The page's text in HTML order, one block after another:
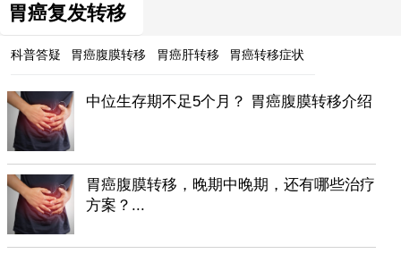
胃癌复发转移
科普答疑 胃癌腹膜转移 胃癌肝转移 胃癌转移症状
中位生存期不足5个月？ 胃癌腹膜转移介绍
胃癌腹膜转移，晚期中晚期，还有哪些治疗
方案？...